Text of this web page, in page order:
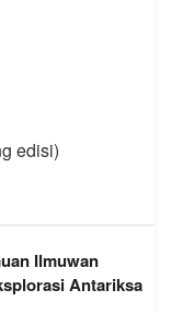
edisi)
Ilmuwan
Antariksa